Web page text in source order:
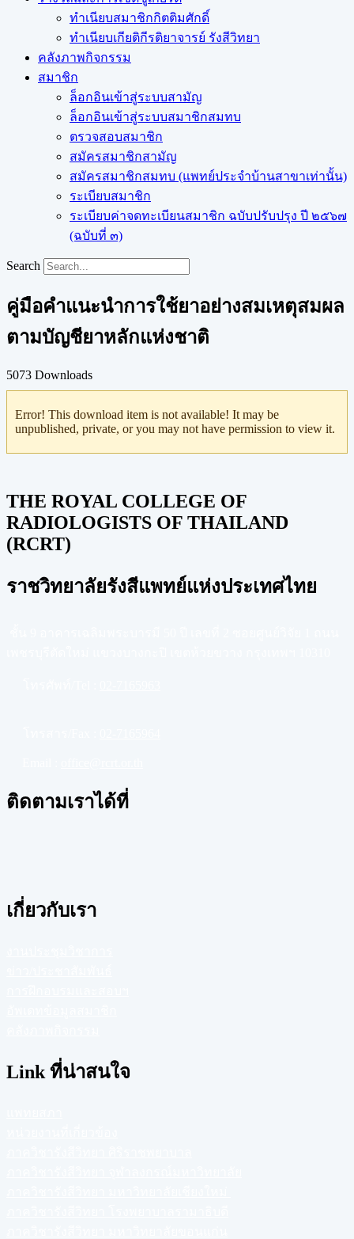
ทำเนียบสมาชิกกิตติมศักดิ์
ทำเนียบเกียติกีรติยาจารย์ รังสีวิทยา
คลังภาพกิจกรรม
สมาชิก
ล็อกอินเข้าสู่ระบบสามัญ
ล็อกอินเข้าสู่ระบบสมาชิกสมทบ
ตรวจสอบสมาชิก
สมัครสมาชิกสามัญ
สมัครสมาชิกสมทบ (แพทย์ประจำบ้านสาขาเท่านั้น)
ระเบียบสมาชิก
ระเบียบค่าจดทะเบียนสมาชิก ฉบับปรับปรุง ปี ๒๕๖๗
(ฉบับที่ ๓)
Search
คู่มือคำแนะนำการใช้ยาอย่างสมเหตุสมผล
ตามบัญชียาหลักแห่งชาติ
5073 Downloads
Error! This download item is not available! It may be
unpublished, private, or you may not have permission to view it.
THE ROYAL COLLEGE OF
RADIOLOGISTS OF THAILAND
(RCRT)
ราชวิทยาลัยรังสีแพทย์แห่งประเทศไทย
ติดตามเราได้ที่
เกี่ยวกับเรา
Link ที่น่าสนใจ